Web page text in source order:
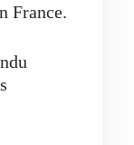
France.